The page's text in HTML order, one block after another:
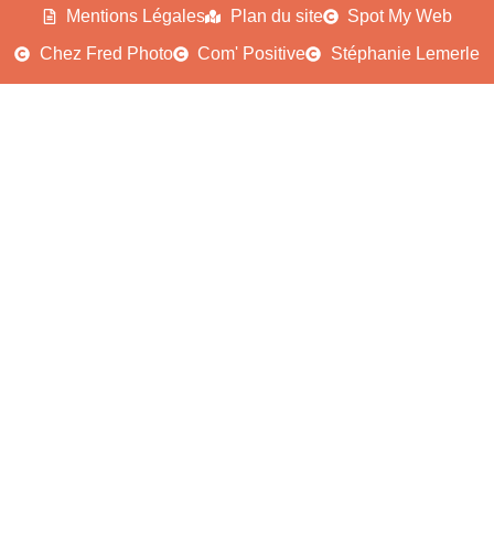
Mentions Légales Plan du site
Spot My Web
Chez Fred Photo
Com' Positive Stéphanie Lemerle